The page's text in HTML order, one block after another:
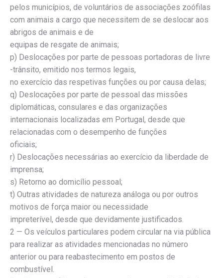
pelos municípios, de voluntários de associações zoófilas
com animais a cargo que necessitem de se deslocar aos
abrigos de animais e de
equipas de resgate de animais;
p) Deslocações por parte de pessoas portadoras de livre
-trânsito, emitido nos termos legais,
no exercício das respetivas funções ou por causa delas;
q) Deslocações por parte de pessoal das missões
diplomáticas, consulares e das organizações
internacionais localizadas em Portugal, desde que
relacionadas com o desempenho de funções
oficiais;
r) Deslocações necessárias ao exercício da liberdade de
imprensa;
s) Retorno ao domicílio pessoal;
t) Outras atividades de natureza análoga ou por outros
motivos de força maior ou necessidade
impreterível, desde que devidamente justificados.
2 — Os veículos particulares podem circular na via pública
para realizar as atividades mencionadas no número
anterior ou para reabastecimento em postos de
combustível.